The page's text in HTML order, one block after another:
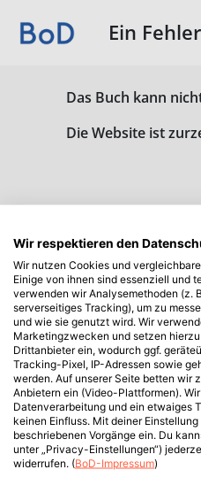
Ein
Das Buch kann
Die Website ist
Wir respektieren den
Wir nutzen Cookies und
Einige von ihnen sind essenziell und
verwenden wir Analysemethoden (z.
serverseitiges Tracking), um zu
und wie sie genutzt wird. Wir
Marketingzwecken und setzen
Drittanbieter ein, wodurch ggf.
Tracking-Pixel, IP-Adressen sowie
werden. Auf unserer Seite betten wir
Anbietern ein (Video-Plattformen).
Datenverarbeitung und ein etwaiges
keinen Einfluss. Mit deiner
beschriebenen Vorgänge ein. Du
unter „Privacy-Einstellungen“)
widerrufen. (BoD-Impressum)